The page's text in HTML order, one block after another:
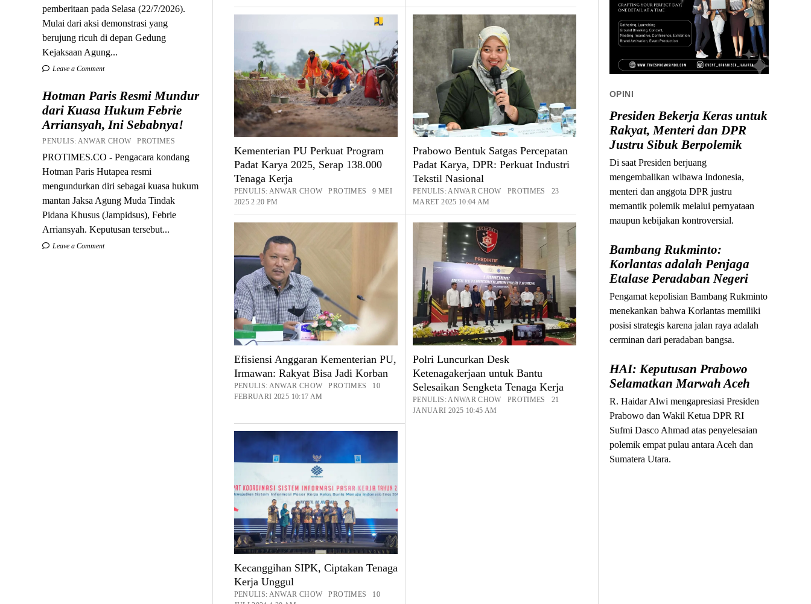
pemberitaan pada Selasa (22/7/2026).
Mulai dari aksi demonstrasi yang
berujung ricuh di depan Gedung
Kejaksaan Agung...
Leave a Comment
Hotman Paris Resmi Mundur
dari Kuasa Hukum Febrie
Arriansyah, Ini Sebabnya!
PENULIS: ANWAR CHOW PROTIMES
PROTIMES.CO - Pengacara kondang
Hotman Paris Hutapea resmi
mengundurkan diri sebagai kuasa hukum
mantan Jaksa Agung Muda Tindak
Pidana Khusus (Jampidsus), Febrie
Arriansyah. Keputusan tersebut...
Leave a Comment
Kementerian PU Perkuat Program
Padat Karya 2025, Serap 138.000
Tenaga Kerja
PENULIS: ANWAR CHOW PROTIMES 9 MEI
2025 2:20 PM
Prabowo Bentuk Satgas Percepatan
Padat Karya, DPR: Perkuat Industri
Tekstil Nasional
PENULIS: ANWAR CHOW PROTIMES 23
MARET 2025 10:04 AM
Efisiensi Anggaran Kementerian PU,
Irmawan: Rakyat Bisa Jadi Korban
PENULIS: ANWAR CHOW PROTIMES 10
FEBRUARI 2025 10:17 AM
Polri Luncurkan Desk
Ketenagakerjaan untuk Bantu
Selesaikan Sengketa Tenaga Kerja
PENULIS: ANWAR CHOW PROTIMES 21
JANUARI 2025 10:45 AM
Kecanggihan SIPK, Ciptakan Tenaga
Kerja Unggul
PENULIS: ANWAR CHOW PROTIMES 10
OPINI
Presiden Bekerja Keras untuk
Rakyat, Menteri dan DPR
Justru Sibuk Berpolemik
Di saat Presiden berjuang
mengembalikan wibawa Indonesia,
menteri dan anggota DPR justru
memantik polemik melalui pernyataan
maupun kebijakan kontroversial.
Bambang Rukminto:
Korlantas adalah Penjaga
Etalase Peradaban Negeri
Pengamat kepolisian Bambang Rukminto
menekankan bahwa Korlantas memiliki
posisi strategis karena jalan raya adalah
cerminan dari peradaban bangsa.
HAI: Keputusan Prabowo
Selamatkan Marwah Aceh
R. Haidar Alwi mengapresiasi Presiden
Prabowo dan Wakil Ketua DPR RI
Sufmi Dasco Ahmad atas penyelesaian
polemik empat pulau antara Aceh dan
Sumatera Utara.